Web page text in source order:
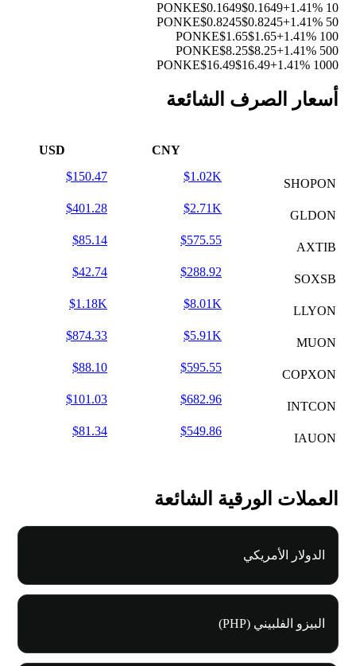
10 PONKE
$0.1649$0.1649+1.41%
50 PONKE
$0.8245$0.8245+1.41%
100 PONKE
$1.65$1.65+1.41%
500 PONKE
$8.25$8.25+1.41%
1000 PONKE
$16.49$16.49+1.41%
أسعار الصرف الشائعة
CNY
USD
SHOPON
$1.02K
$150.47
GLDON
$2.71K
$401.28
AXTIB
$575.55
$85.14
SOXSB
$288.92
$42.74
LLYON
$8.01K
$1.18K
MUON
$5.91K
$874.33
COPXON
$595.55
$88.10
INTCON
$682.96
$101.03
IAUON
$549.86
$81.34
العملات الورقية الشائعة
الدولار الأمريكي
البيزو الفلبيني (PHP)